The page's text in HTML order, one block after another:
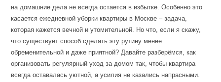
на домашние дела не всегда остается в избытке. Особенно это
касается ежедневной уборки квартиры в Москве – задача,
которая кажется вечной и утомительной. Но что, если я скажу,
что существует способ сделать эту рутину менее
обременительной и даже приятной? Давайте разберёмся, как
организовать регулярный уход за домом так, чтобы квартира
всегда оставалась уютной, а усилия не казались напрасными.